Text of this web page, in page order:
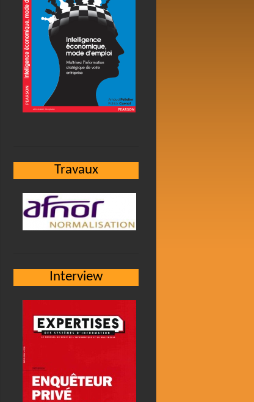
Travaux
Interview